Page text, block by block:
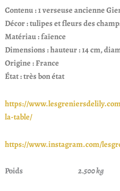
Contenu : 1 verseuse ancienne
Décor : tulipes et fleurs des
Matériau : faïence
Dimensions : hauteur : 14 cm,
Origine : France
État : très bon état
https://
la-table/
https://www.instagram.com/
Poids 2.500 kg